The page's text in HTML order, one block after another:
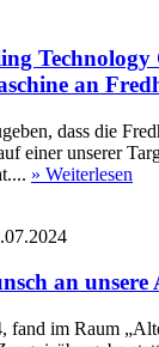
an
dass die
einer unserer
» Weiterlesen
an unsere
fand im Raum